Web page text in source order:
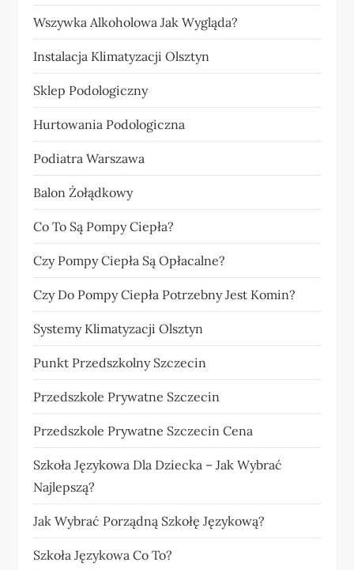
Wszywka Alkoholowa Jak Wygląda?
Instalacja Klimatyzacji Olsztyn
Sklep Podologiczny
Hurtowania Podologiczna
Podiatra Warszawa
Balon Żołądkowy
Co To Są Pompy Ciepła?
Czy Pompy Ciepła Są Opłacalne?
Czy Do Pompy Ciepła Potrzebny Jest Komin?
Systemy Klimatyzacji Olsztyn
Punkt Przedszkolny Szczecin
Przedszkole Prywatne Szczecin
Przedszkole Prywatne Szczecin Cena
Szkoła Językowa Dla Dziecka – Jak Wybrać
Najlepszą?
Jak Wybrać Porządną Szkołę Językową?
Szkoła Językowa Co To?